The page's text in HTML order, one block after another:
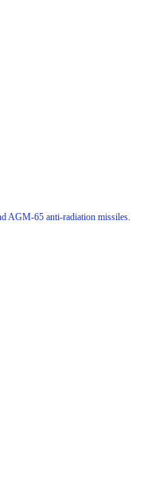
AGM-65 anti-radiation missiles.